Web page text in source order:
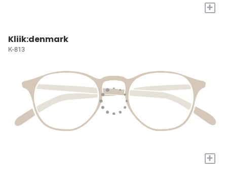
+
Kliik:denmark
K-813
+